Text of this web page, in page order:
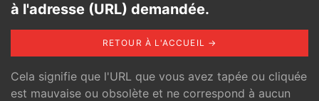
à l'adresse (URL) demandée.
RETOUR À L'ACCUEIL →
Cela signifie que l'URL que vous avez tapée ou cliquée
est mauvaise ou obsolète et ne correspond à aucun